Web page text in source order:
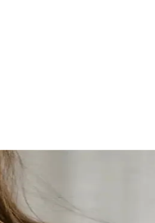
Famenne, Belgique